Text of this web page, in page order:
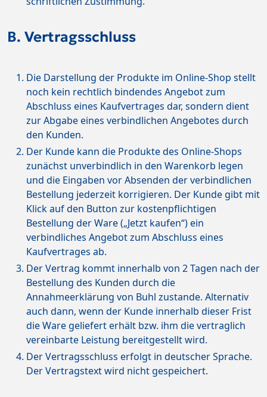
B. Vertragsschluss
Die Darstellung der Produkte im Online-Shop stellt
noch kein rechtlich bindendes Angebot zum
Abschluss eines Kaufvertrages dar, sondern dient
zur Abgabe eines verbindlichen Angebotes durch
den Kunden.
Der Kunde kann die Produkte des Online-Shops
zunächst unverbindlich in den Warenkorb legen
und die Eingaben vor Absenden der verbindlichen
Bestellung jederzeit korrigieren. Der Kunde gibt mit
Klick auf den Button zur kostenpflichtigen
Bestellung der Ware („Jetzt kaufen“) ein
verbindliches Angebot zum Abschluss eines
Kaufvertrages ab.
Der Vertrag kommt innerhalb von 2 Tagen nach der
Bestellung des Kunden durch die
Annahmeerklärung von Buhl zustande. Alternativ
auch dann, wenn der Kunde innerhalb dieser Frist
die Ware geliefert erhält bzw. ihm die vertraglich
vereinbarte Leistung bereitgestellt wird.
Der Vertragsschluss erfolgt in deutscher Sprache.
Der Vertragstext wird nicht gespeichert.